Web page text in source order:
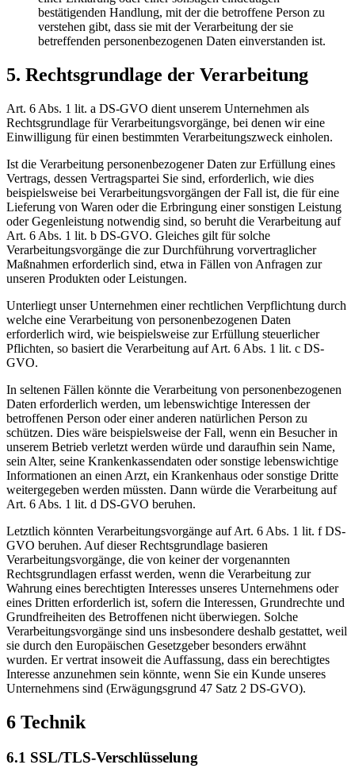
bestätigenden Handlung, mit der die betroffene Person zu
verstehen gibt, dass sie mit der Verarbeitung der sie
betreffenden personenbezogenen Daten einverstanden ist.
5. Rechtsgrundlage der Verarbeitung
Art. 6 Abs. 1 lit. a DS-GVO dient unserem Unternehmen als
Rechtsgrundlage für Verarbeitungsvorgänge, bei denen wir eine
Einwilligung für einen bestimmten Verarbeitungszweck einholen.
Ist die Verarbeitung personenbezogener Daten zur Erfüllung eines
Vertrags, dessen Vertragspartei Sie sind, erforderlich, wie dies
beispielsweise bei Verarbeitungsvorgängen der Fall ist, die für eine
Lieferung von Waren oder die Erbringung einer sonstigen Leistung
oder Gegenleistung notwendig sind, so beruht die Verarbeitung auf
Art. 6 Abs. 1 lit. b DS-GVO. Gleiches gilt für solche
Verarbeitungsvorgänge die zur Durchführung vorvertraglicher
Maßnahmen erforderlich sind, etwa in Fällen von Anfragen zur
unseren Produkten oder Leistungen.
Unterliegt unser Unternehmen einer rechtlichen Verpflichtung durch
welche eine Verarbeitung von personenbezogenen Daten
erforderlich wird, wie beispielsweise zur Erfüllung steuerlicher
Pflichten, so basiert die Verarbeitung auf Art. 6 Abs. 1 lit. c DS-
GVO.
In seltenen Fällen könnte die Verarbeitung von personenbezogenen
Daten erforderlich werden, um lebenswichtige Interessen der
betroffenen Person oder einer anderen natürlichen Person zu
schützen. Dies wäre beispielsweise der Fall, wenn ein Besucher in
unserem Betrieb verletzt werden würde und daraufhin sein Name,
sein Alter, seine Krankenkassendaten oder sonstige lebenswichtige
Informationen an einen Arzt, ein Krankenhaus oder sonstige Dritte
weitergegeben werden müssten. Dann würde die Verarbeitung auf
Art. 6 Abs. 1 lit. d DS-GVO beruhen.
Letztlich könnten Verarbeitungsvorgänge auf Art. 6 Abs. 1 lit. f DS-
GVO beruhen. Auf dieser Rechtsgrundlage basieren
Verarbeitungsvorgänge, die von keiner der vorgenannten
Rechtsgrundlagen erfasst werden, wenn die Verarbeitung zur
Wahrung eines berechtigten Interesses unseres Unternehmens oder
eines Dritten erforderlich ist, sofern die Interessen, Grundrechte und
Grundfreiheiten des Betroffenen nicht überwiegen. Solche
Verarbeitungsvorgänge sind uns insbesondere deshalb gestattet, weil
sie durch den Europäischen Gesetzgeber besonders erwähnt
wurden. Er vertrat insoweit die Auffassung, dass ein berechtigtes
Interesse anzunehmen sein könnte, wenn Sie ein Kunde unseres
Unternehmens sind (Erwägungsgrund 47 Satz 2 DS-GVO).
6 Technik
6.1 SSL/TLS-Verschlüsselung